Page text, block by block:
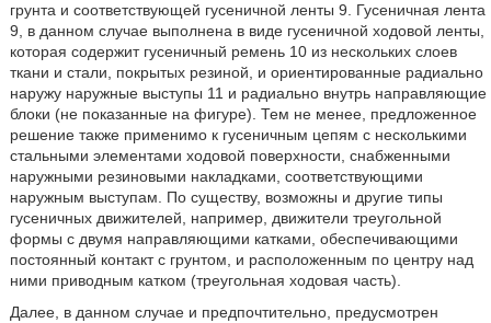
грунта и соответствующей гусеничной ленты 9. Гусеничная лента
9, в данном случае выполнена в виде гусеничной ходовой ленты,
которая содержит гусеничный ремень 10 из нескольких слоев
ткани и стали, покрытых резиной, и ориентированные радиально
наружу наружные выступы 11 и радиально внутрь направляющие
блоки (не показанные на фигуре). Тем не менее, предложенное
решение также применимо к гусеничным цепям с несколькими
стальными элементами ходовой поверхности, снабженными
наружными резиновыми накладками, соответствующими
наружным выступам. По существу, возможны и другие типы
гусеничных движителей, например, движители треугольной
формы с двумя направляющими катками, обеспечивающими
постоянный контакт с грунтом, и расположенным по центру над
ними приводным катком (треугольная ходовая часть).
Далее, в данном случае и предпочтительно, предусмотрен